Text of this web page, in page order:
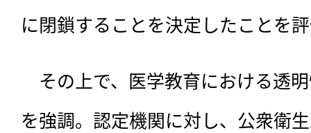
に閉鎖することを決定したことを
その上で、医学教育における透
を強調。認定機関に対し、公衆衛